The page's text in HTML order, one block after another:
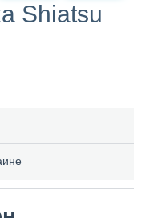
Shiatsu